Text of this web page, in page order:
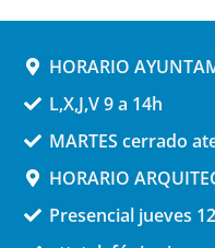
HORARIO
L,X,J,V 9 a 14h
MARTES cerrado
HORARIO
Presencial jueves